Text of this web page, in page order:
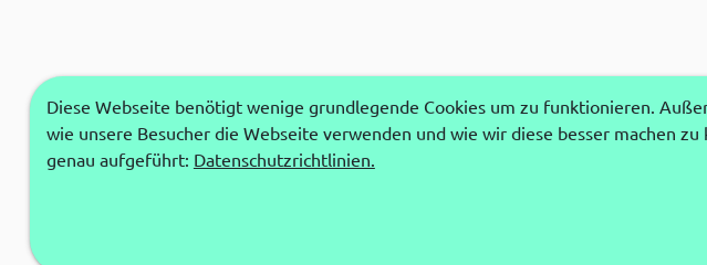
Diese Webseite benötigt wenige grundlegende Cookies um zu funktionieren.
wie unsere Besucher die Webseite verwenden und wie wir diese besser machen
genau aufgeführt: Datenschutzrichtlinien.